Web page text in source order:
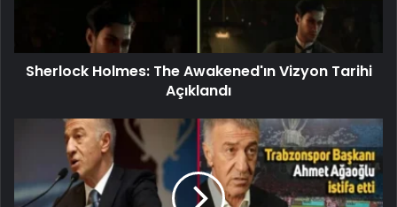
Sherlock Holmes: The Awakened'ın Vizyon Tarihi
Açıklandı